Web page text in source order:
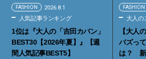
FASHION 2026.8.1
人気記事ランキング
1位は『大人の「吉田カバン」
BEST30【2026年夏】』【週
間人気記事BEST5】
FASHION
大人の
【大人
バズっ
は？ 新